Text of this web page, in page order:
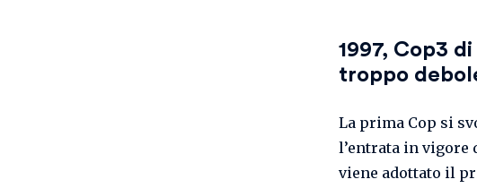
1997, Cop3
troppo
La prima Cop si
l’entrata in vigore
viene adottato il